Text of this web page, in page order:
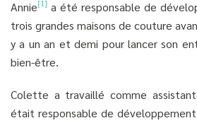
Annie[1] a été responsable de
trois grandes maisons de couture
y a un an et demi pour lancer son
bien-être.
Colette a travaillé comme
était responsable de